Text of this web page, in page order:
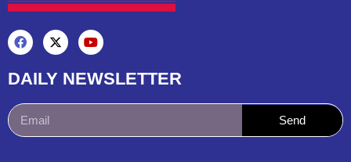
DAILY NEWSLETTER
Send